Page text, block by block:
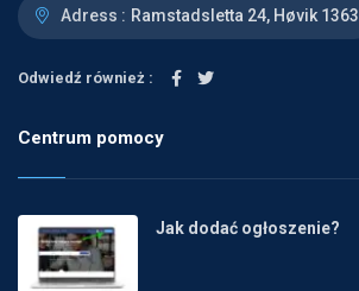
Adress : Ramstadsletta 24, Høvik 1363
Odwiedź również :
Centrum pomocy
Jak dodać ogłoszenie?